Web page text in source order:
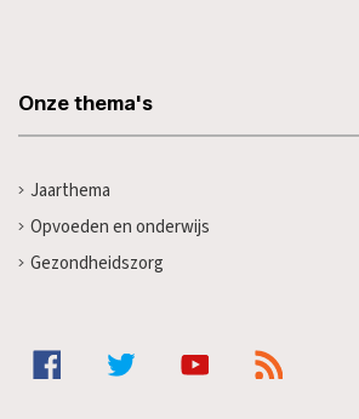
Onze thema's
Jaarthema
Opvoeden en onderwijs
Gezondheidszorg